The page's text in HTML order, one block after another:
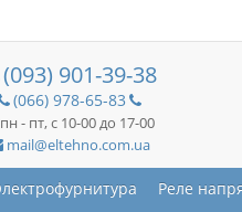
(093) 901-39-38
(066) 978-65-83
пн - пт, с 10-00 до 17-00
mail@eltehno.com.ua
Реле